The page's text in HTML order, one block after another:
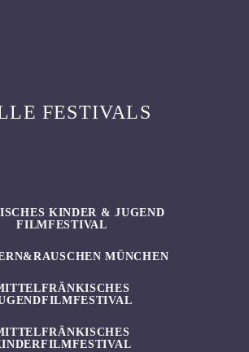
FESTIVALS
KINDER & JUGEND
FILMFESTIVAL
MÜNCHEN